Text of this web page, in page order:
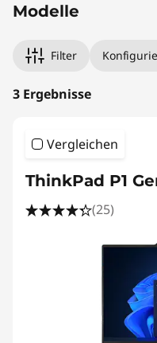
Modelle
Filter
3 Ergebnisse
Vergleichen
ThinkPad P1
(25)